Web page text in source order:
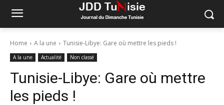
Home A la une Tunisie-Libye: Gare où mettre les pieds !
A la une Actualité Non classé
Tunisie-Libye: Gare où mettre
les pieds !